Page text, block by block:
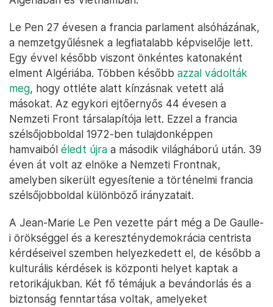
Le Pen 27 évesen a francia parlament alsóházának,
a nemzetgyűlésnek a legfiatalabb képviselője lett.
Egy évvel később viszont önkéntes katonaként
elment Algériába. Többen később azzal vádolták
meg, hogy ottléte alatt kínzásnak vetett alá
másokat. Az egykori ejtőernyős 44 évesen a
Nemzeti Front társalapítója lett. Ezzel a francia
szélsőjobboldal 1972-ben tulajdonképpen
hamvaiból éledt újra a második világháború után. 39
éven át volt az elnöke a Nemzeti Frontnak,
amelyben sikerült egyesítenie a történelmi francia
szélsőjobboldal különböző irányzatait.
A Jean-Marie Le Pen vezette párt még a De Gaulle-
i örökséggel és a kereszténydemokrácia centrista
kérdéseivel szemben helyezkedett el, de később a
kulturális kérdések is központi helyet kaptak a
retorikájukban. Két fő témájuk a bevándorlás és a
biztonság fenntartása voltak, amelyeket